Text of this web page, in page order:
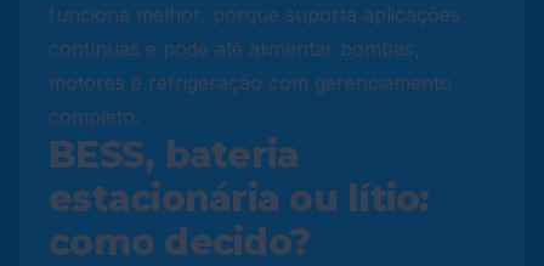
funciona melhor, porque suporta aplicações
contínuas e pode até alimentar bombas,
motores e refrigeração com gerenciamento
completo.
BESS, bateria
estacionária ou lítio:
como decido?